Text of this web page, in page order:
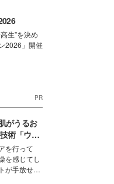
生”を決め
2026」開催
PR
がうるお
術「ウォ
ングスキ
キンケア
を行って
を感じてし
が手放せな